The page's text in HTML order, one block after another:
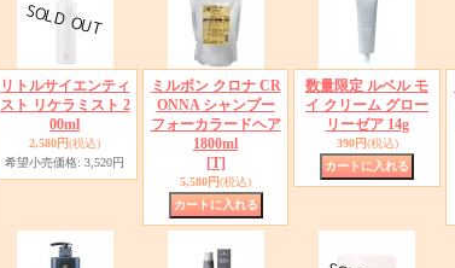
リトルサイエンティ
スト リケラミスト 2
00ml
2,580円(税込)
希望小売価格: 3,520円
ミルボン クロナ CR
ONNA シャンプー
フォーカラードヘア
1800ml
[T]
5,580円(税込)
数量限定 ルベル モ
イ クリーム グロー
リーゼア 14g
390円(税込)